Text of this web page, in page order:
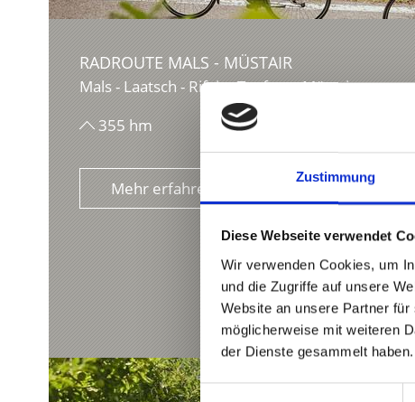
Zustimmung
Diese Webseite verwendet
Wir verwenden Cookies, um
und die Zugriffe auf unsere
Website an unsere Partner
möglicherweise mit weiteren
der Dienste gesammelt haben.
Einwilligungsauswahl
RADROUTE MALS - MÜSTAIR
Mals - Laatsch - Rifair - Taufers - Müstair
355 hm
Mehr erfahren